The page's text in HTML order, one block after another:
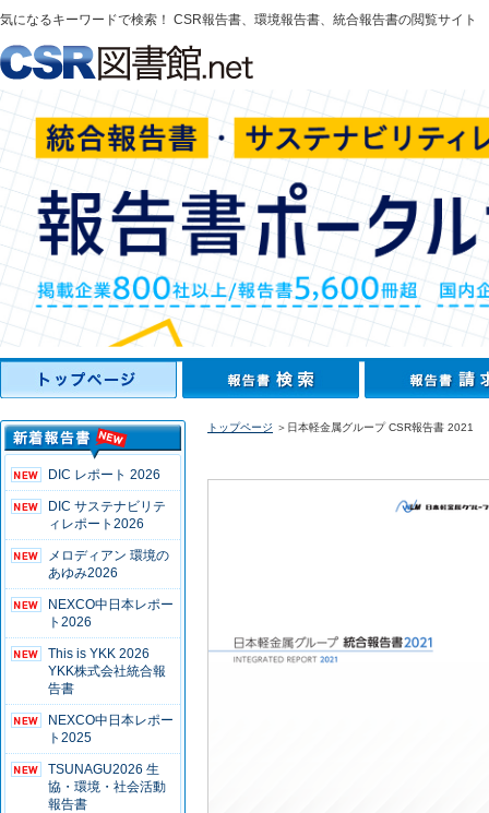
気になるキーワードで検索！ CSR報告書、環境報告書、統合報告書の閲覧サイト
DIC レポート 2026
DIC サステナビリテ
ィレポート2026
メロディアン 環境の
あゆみ2026
NEXCO中日本レポー
ト2026
This is YKK 2026
YKK株式会社統合報
告書
NEXCO中日本レポー
ト2025
TSUNAGU2026 生
協・環境・社会活動
報告書
トップページ ＞日本軽金属グループ CSR報告書 2021